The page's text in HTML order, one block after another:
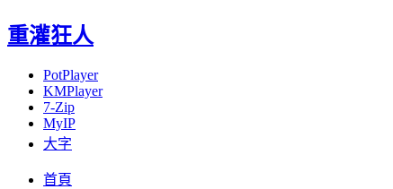
重灌狂人
PotPlayer
KMPlayer
7-Zip
MyIP
大字
首頁